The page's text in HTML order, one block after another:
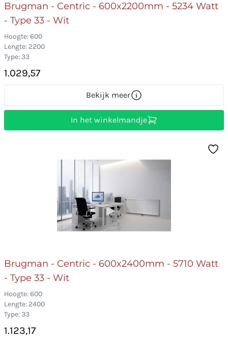
Brugman - Centric - 600x2200mm - 5234 Watt
- Type 33 - Wit
Hoogte: 600
Lengte: 2200
Type: 33
1.029,57
Bekijk meer
In het winkelmandje
Brugman - Centric - 600x2400mm - 5710 Watt
- Type 33 - Wit
Hoogte: 600
Lengte: 2400
Type: 33
1.123,17